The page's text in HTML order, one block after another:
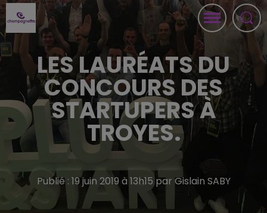
LES LAURÉATS DU
CONCOURS DES
STARTUPERS À
TROYES.
Publié : 19 juin 2019 à 13h15 par Gislain SABY